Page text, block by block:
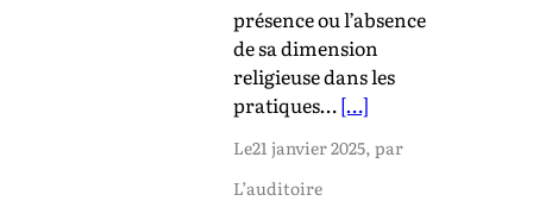
présence ou l’absence
de sa dimension
religieuse dans les
pratiques…[…]
Le21 janvier 2025, par
L’auditoire